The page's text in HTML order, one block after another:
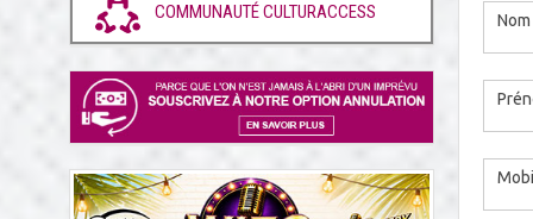
COMMUNAUTÉ CULTURACCESS